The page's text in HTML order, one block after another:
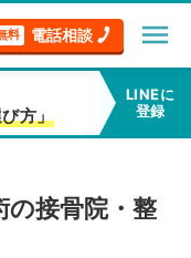
料 電話相談 menu
方」
LINEに
登録
の接骨院・整